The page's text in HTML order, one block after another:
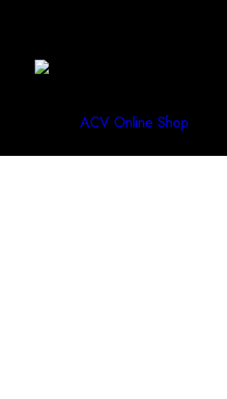
ACV Online Shop